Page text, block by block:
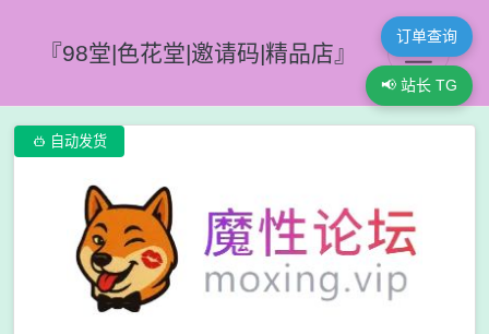
『98堂|色花堂|邀请码|精品店』
订单查询
📢 站长 TG
 自动发货